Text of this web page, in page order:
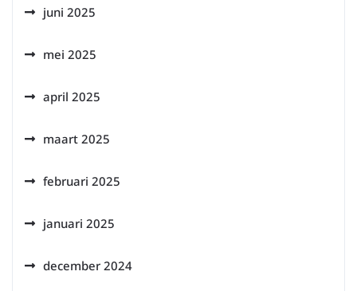
juni 2025
mei 2025
april 2025
maart 2025
februari 2025
januari 2025
december 2024